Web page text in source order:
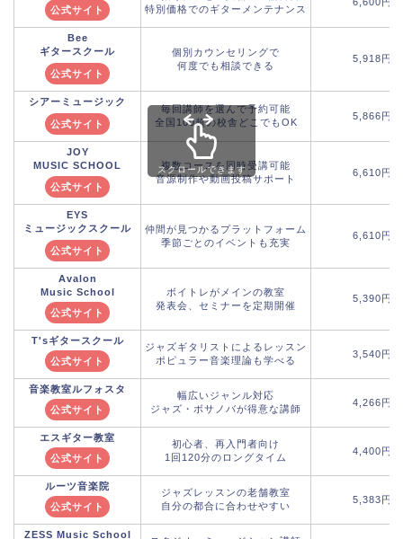
公式サイト
特別価格でのギターメンテナンス
Bee
ギタースクール
公式サイト
個別カウンセリングで
何度でも相談できる
5,918円
シアーミュージック
公式サイト
毎回講師を選んで予約可能
全国100超の校舎どこでもOK
5,866円
JOY
MUSIC SCHOOL
公式サイト
複数コースを同時受講可能
音源制作や動画投稿サポート
6,610円
EYS
ミュージックスクール
公式サイト
仲間が見つかるプラットフォーム
季節ごとのイベントも充実
6,610円
Avalon
Music School
公式サイト
ボイトレがメインの教室
発表会、セミナーを定期開催
5,390円
T'sギタースクール
公式サイト
ジャズギタリストによるレッスン
ポピュラー音楽理論も学べる
3,540円
音楽教室ルフォスタ
公式サイト
幅広いジャンル対応
ジャズ・ボサノバが得意な講師
4,266円
エスギター教室
公式サイト
初心者、再入門者向け
1回120分のロングタイム
4,400円
ルーツ音楽院
公式サイト
ジャズレッスンの老舗教室
自分の都合に合わせやすい
5,383円
ZESS Music School
スクロールできます